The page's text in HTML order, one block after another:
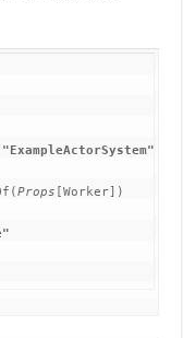
"ExampleActorSystem"
Props [Worker])